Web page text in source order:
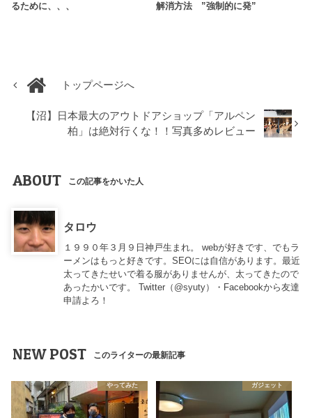
るために、、、
解消方法 ”強制的に発”
トップページへ
【沼】日本最大のアウトドアショップ「アルペン
柏」は絶対行くな！！写真多めレビュー
ABOUT この記事をかいた人
タロウ
１９９０年３月９日神戸生まれ。 webが好きです、でもラ
ーメンはもっと好きです。SEOには自信があります。最近
太ってきたせいで着る服がありませんが、太ってきたので
あったかいです。 Twitter（ @syuty）・Facebookから友達
申請よろ！
NEW POST このライターの最新記事
やってみた ガジェット